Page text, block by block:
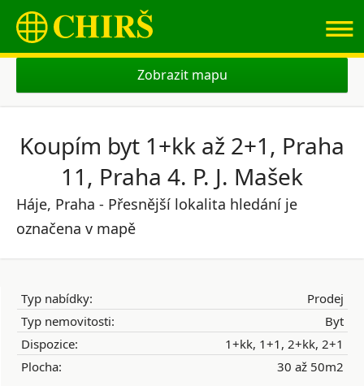
≡
Zobrazit mapu
Koupím byt 1+kk až 2+1, Praha
11, Praha 4. P. J. Mašek
Háje, Praha - Přesnější lokalita hledání je
označena v mapě
Typ nabídky:
Prodej
Typ nemovitosti:
Byt
Dispozice:
1+kk, 1+1, 2+kk, 2+1
Plocha:
30 až 50m2